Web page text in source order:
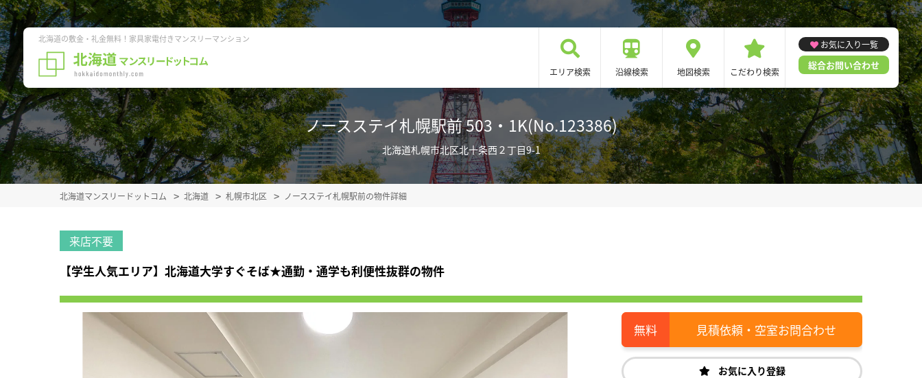
北海道の敷金・礼金無料！家具家電付きマンスリーマンション
エリア検索 沿線検索 地図検索 こだわり検索
お気に入り一覧
総合お問い合わせ
ノースステイ札幌駅前 503・1K(No.123386)
北海道札幌市北区北十条西２丁目9-1
北海道マンスリードットコム 北海道 札幌市北区 ノースステイ札幌駅前の物件詳細
来店不要
【学生人気エリア】北海道大学すぐそば★通勤・通学も利便性抜群の物件
見積依頼・空室お問合わせ
お気に入り登録